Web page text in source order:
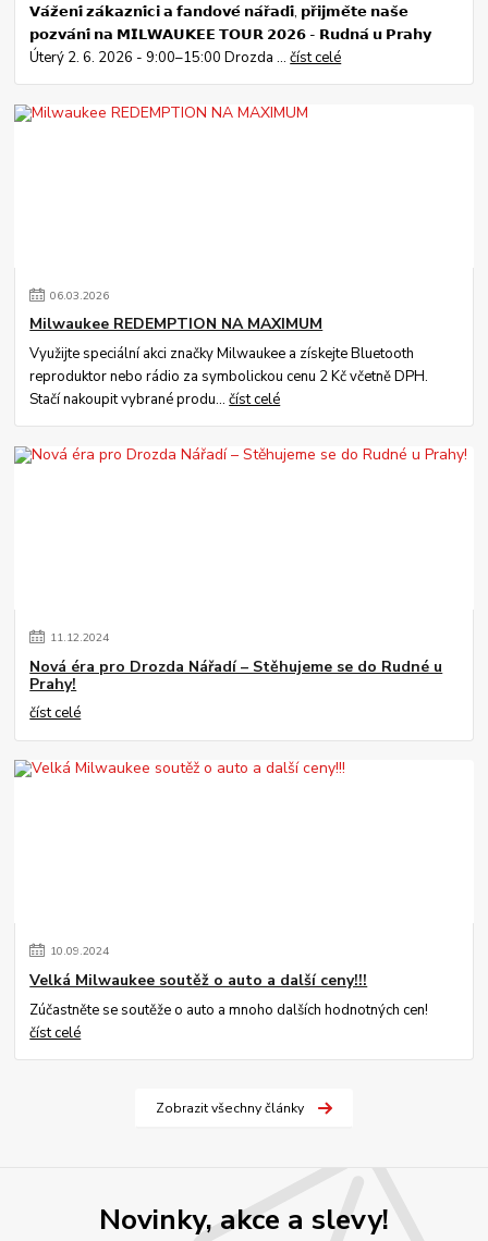
𝗩𝗮́𝘇̌𝗲𝗻𝗶́ 𝘇𝗮́𝗸𝗮𝘇𝗻𝗶́𝗰𝗶 𝗮 𝗳𝗮𝗻𝗱𝗼𝘃𝗲́ 𝗻𝗮́𝗿̌𝗮𝗱𝗶́, 𝗽𝗿̌𝗶𝗷𝗺𝗲̌𝘁𝗲 𝗻𝗮𝘀̌𝗲
𝗽𝗼𝘇𝘃𝗮́𝗻𝗶́ 𝗻𝗮 𝗠𝗜𝗟𝗪𝗔𝗨𝗞𝗘𝗘 𝗧𝗢𝗨𝗥 𝟮𝟬𝟮𝟲 - 𝗥𝘂𝗱𝗻𝗮́ 𝘂 𝗣𝗿𝗮𝗵𝘆
Úterý 2. 6. 2026 - 9:00–15:00 Drozda ...číst celé
06.03.2026
Milwaukee REDEMPTION NA MAXIMUM
Využijte speciální akci značky Milwaukee a získejte Bluetooth
reproduktor nebo rádio za symbolickou cenu 2 Kč včetně DPH.
Stačí nakoupit vybrané produ...číst celé
11.12.2024
Nová éra pro Drozda Nářadí – Stěhujeme se do Rudné u
Prahy!
číst celé
10.09.2024
Velká Milwaukee soutěž o auto a další ceny!!!
Zúčastněte se soutěže o auto a mnoho dalších hodnotných cen!
číst celé
Zobrazit všechny články
Novinky, akce a slevy!